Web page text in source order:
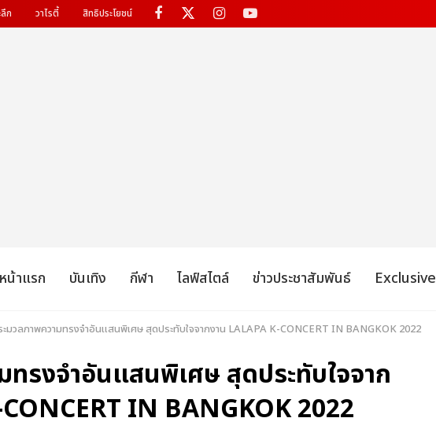
ก วาไรตี้ สิทธิประโยชน์
หน้าแรก บันเทิง กีฬา ไลฟ์สไตล์ ข่าวประชาสัมพันธ์ Exclusive
มวลภาพความทรงจำอันแสนพิเศษ สุดประทับใจจากงาน LALAPA K-CONCERT IN BANGKOK 2022
ทรงจำอันแสนพิเศษ สุดประทับใจจาก
IN BANGKOK 2022